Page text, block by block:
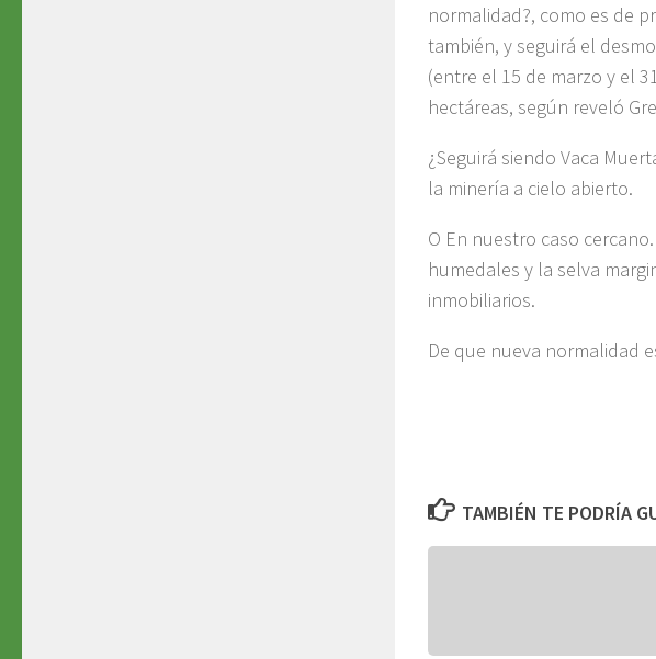
normalidad?, como es de
también, y seguirá el
(entre el 15 de marzo y el
hectáreas, según reveló
¿Seguirá siendo Vaca
la minería a cielo abierto.
O En nuestro caso
humedales y la selva
inmobiliarios.
De que nueva normalidad
TAMBIÉN TE PODRÍA